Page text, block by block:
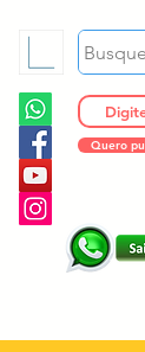
Quero